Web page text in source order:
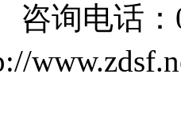
询电话：